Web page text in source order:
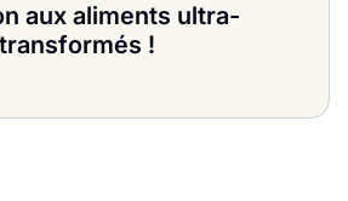
aux aliments ultra-
transformés !